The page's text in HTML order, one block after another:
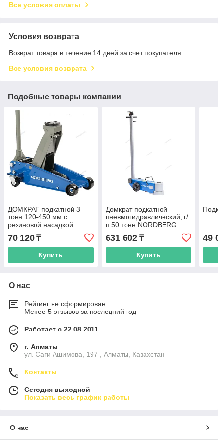
Все условия оплаты
Условия возврата
Возврат товара в течение 14 дней за счет покупателя
Все условия возврата
Подобные товары компании
ДОМКРАТ подкатной 3
тонн 120-450 мм с
резиновой насадкой
NORDBERG
70 120 ₸
Купить
Домкрат подкатной
пневмогидравлический, г/
п 50 тонн NORDBERG
631 602₸
Купить
49
О нас
Рейтинг не сформирован
Менее 5 отзывов за последний год
Работает с 22.08.2011
г. Алматы
ул. Саги Ашимова, 197 , Алматы, Казахстан
Контакты
Сегодня выходной
Показать весь график работы
О нас